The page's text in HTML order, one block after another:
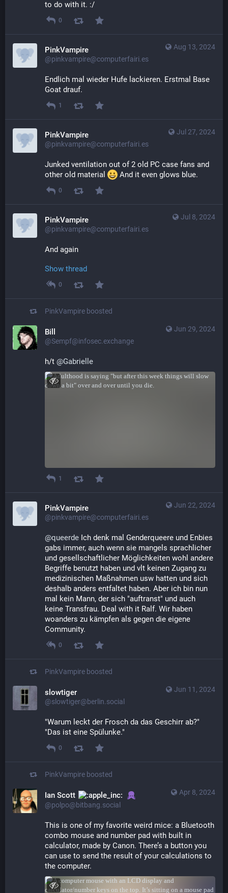
to do with it. :/
0
Aug 13, 2024
PinkVampire
@pinkvampire@computerfairi.es
Endlich mal wieder Hufe lackieren. Erstmal Base
Goat drauf.
1
Jul 27, 2024
PinkVampire
@pinkvampire@computerfairi.es
Junked ventilation out of 2 old PC case fans and
other old material
​ And it even glows blue.
0
Jul 8, 2024
PinkVampire
@pinkvampire@computerfairi.es
And again
Show thread
0
PinkVampire boosted
Jun 29, 2024
Bill
@Sempf@infosec.exchange
h/t @Gabrielle
1
Jun 22, 2024
PinkVampire
@pinkvampire@computerfairi.es
@queerde Ich denk mal Genderqueere und Enbies
gabs immer, auch wenn sie mangels sprachlicher
und gesellschaftlicher Möglichkeiten wohl andere
Begriffe benutzt haben und vlt keinen Zugang zu
medizinischen Maßnahmen usw hatten und sich
deshalb anders entfaltet haben. Aber ich bin nun
mal kein Mann, der sich "auftranst" und auch
keine Transfrau. Deal with it Ralf. Wir haben
woanders zu kämpfen als gegen die eigene
Community.
0
PinkVampire boosted
Jun 11, 2024
slowtiger
@slowtiger@berlin.social
"Warum leckt der Frosch da das Geschirr ab?"
"Das ist eine Spülunke."
0
PinkVampire boosted
Apr 8, 2024
Ian Scott
@polpo@bitbang.social
This is one of my favorite weird mice: a Bluetooth
combo mouse and number pad with built in
calculator, made by Canon. There’s a button you
can use to send the result of your calculations to
the computer.